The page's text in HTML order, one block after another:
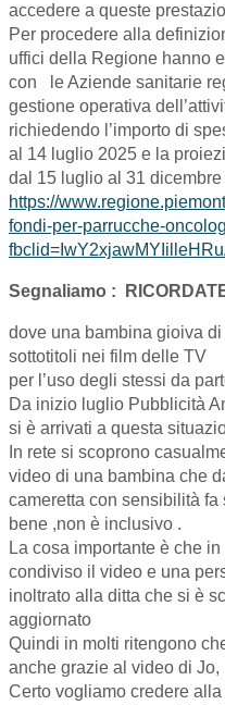
accedere a queste
Per procedere alla
uffici della Regione hanno
con le Aziende sanitarie
gestione operativa
richiedendo l’importo di
al 14 luglio 2025 e la
dal 15 luglio al 31 dicembre
https://
fondi-per-parrucche-
Segnaliamo :
dove una bambina gioiva
sottotitoli nei film delle TV
per l’uso degli stessi da
Da inizio luglio Pubblicità
si è arrivati a questa
In rete si scoprono
video di una bambina che
cameretta con sensibilità
bene ,non è inclusivo .
La cosa importante è che
condiviso il video e una
inoltrato alla ditta che si è
aggiornato
Quindi in molti ritengono
anche grazie al video di Jo,
Certo vogliamo credere